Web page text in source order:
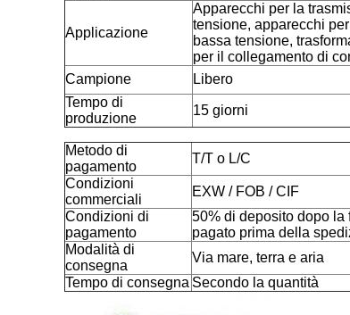
Applicazione
Apparecchi per la
tensione, apparecchi
bassa tensione,
per il collegamento di
Campione
Libero
Tempo di
produzione
15 giorni
Metodo di
pagamento
T/T o L/C
Condizioni
commerciali
EXW / FOB / CIF
Condizioni di
pagamento
50% di deposito dopo la
pagato prima della
Modalità di
consegna
Via mare, terra e aria
Tempo di consegna Secondo la quantità